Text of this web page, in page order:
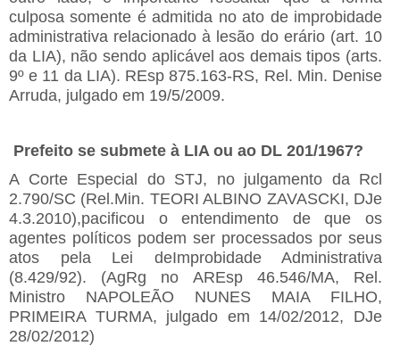
culposa somente é admitida no ato de improbidade
administrativa relacionado à lesão do erário (art. 10
da LIA), não sendo aplicável aos demais tipos (arts.
9º e 11 da LIA). REsp 875.163-RS, Rel. Min. Denise
Arruda, julgado em 19/5/2009.
Prefeito se submete à LIA ou ao DL 201/1967?
A Corte Especial do STJ, no julgamento da Rcl
2.790/SC (Rel.Min. TEORI ALBINO ZAVASCKI, DJe
4.3.2010),pacificou o entendimento de que os
agentes políticos podem ser processados por seus
atos pela Lei deImprobidade Administrativa
(8.429/92). (AgRg no AREsp 46.546/MA, Rel.
Ministro NAPOLEÃO NUNES MAIA FILHO,
PRIMEIRA TURMA, julgado em 14/02/2012, DJe
28/02/2012)